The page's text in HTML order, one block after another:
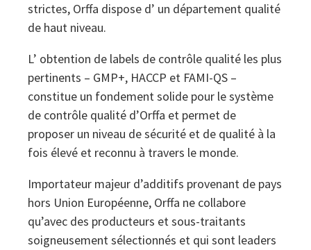
strictes, Orffa dispose d’ un département qualité
de haut niveau.
L’ obtention de labels de contrôle qualité les plus
pertinents – GMP+, HACCP et FAMI-QS –
constitue un fondement solide pour le système
de contrôle qualité d’Orffa et permet de
proposer un niveau de sécurité et de qualité à la
fois élevé et reconnu à travers le monde.
Importateur majeur d’additifs provenant de pays
hors Union Européenne, Orffa ne collabore
qu’avec des producteurs et sous-traitants
soigneusement sélectionnés et qui sont leaders